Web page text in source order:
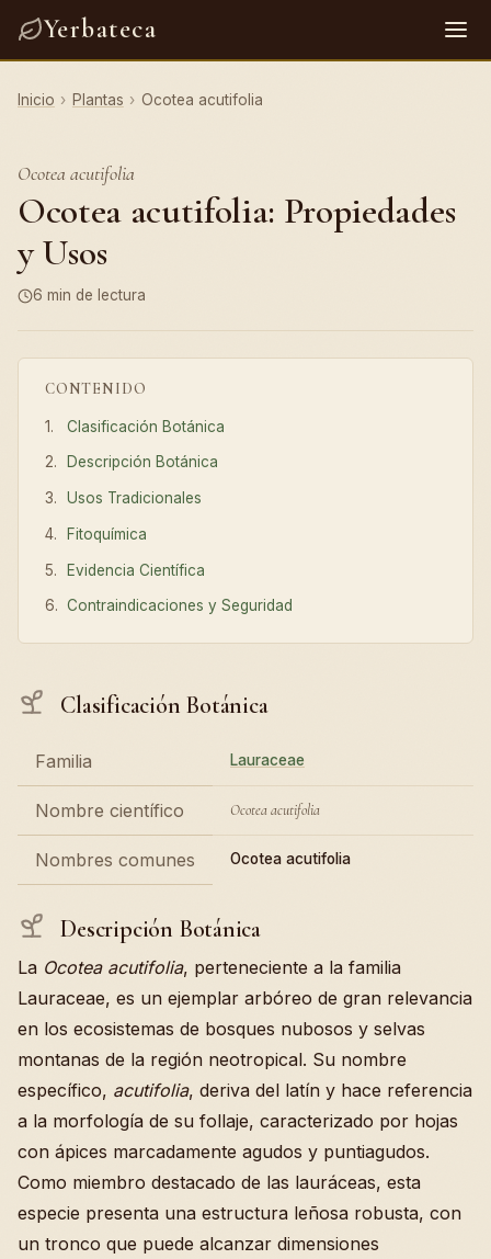
Yerbateca
Inicio › Plantas › Ocotea acutifolia
Ocotea acutifolia
Ocotea acutifolia: Propiedades
y Usos
6 min de lectura
CONTENIDO
Clasificación Botánica
Descripción Botánica
Usos Tradicionales
Fitoquímica
Evidencia Científica
Contraindicaciones y Seguridad
Clasificación Botánica
Familia Lauraceae
Nombre científico Ocotea acutifolia
Nombres comunes Ocotea acutifolia
Descripción Botánica
La Ocotea acutifolia, perteneciente a la familia
Lauraceae, es un ejemplar arbóreo de gran relevancia
en los ecosistemas de bosques nubosos y selvas
montanas de la región neotropical. Su nombre
específico, acutifolia, deriva del latín y hace referencia
a la morfología de su follaje, caracterizado por hojas
con ápices marcadamente agudos y puntiagudos.
Como miembro destacado de las lauráceas, esta
especie presenta una estructura leñosa robusta, con
un tronco que puede alcanzar dimensiones